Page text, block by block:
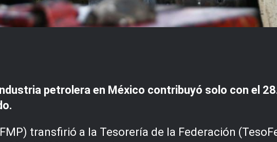
petrolera en México contribuyó solo con el
transfirió a la Tesorería de la Federación